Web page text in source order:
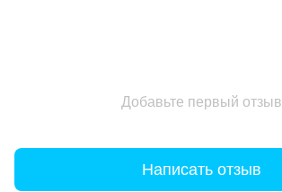
Добавьте первый отзыв
Написать отзыв